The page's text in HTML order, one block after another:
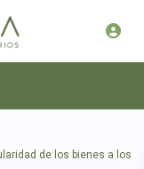
de los bienes a los